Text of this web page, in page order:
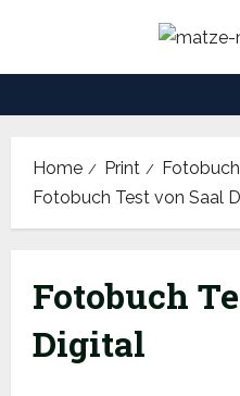
content
Home Print
Fotobuch Test von Saal
Fotobuch
Digital